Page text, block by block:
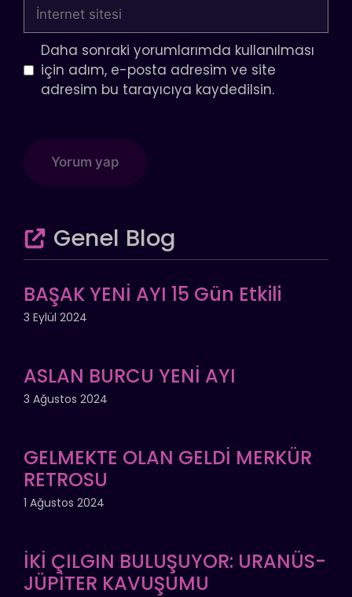
İnternet
sitesi
Daha sonraki yorumlarımda kullanılması
için adım, e-posta adresim ve site
adresim bu tarayıcıya kaydedilsin.
Genel Blog
BAŞAK YENİ AYI 15 Gün Etkili
3 Eylül 2024
ASLAN BURCU YENİ AYI
3 Ağustos 2024
GELMEKTE OLAN GELDİ MERKÜR
RETROSU
1 Ağustos 2024
İKİ ÇILGIN BULUŞUYOR: URANÜS-
JÜPİTER KAVUŞUMU